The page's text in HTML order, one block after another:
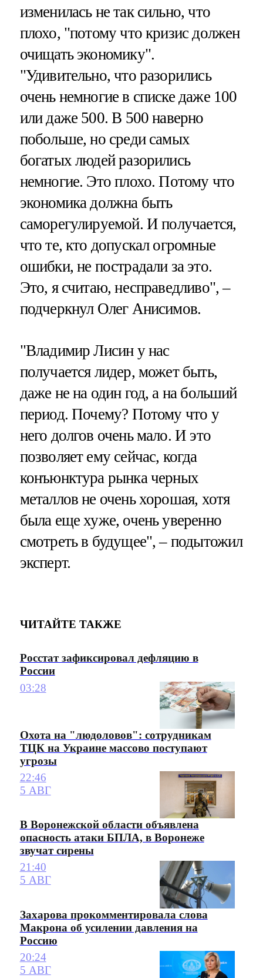
изменилась не так сильно, что
плохо, "потому что кризис должен
очищать экономику".
"Удивительно, что разорились
очень немногие в списке даже 100
или даже 500. В 500 наверно
побольше, но среди самых
богатых людей разорились
немногие. Это плохо. Потому что
экономика должна быть
саморегулируемой. И получается,
что те, кто допускал огромные
ошибки, не пострадали за это.
Это, я считаю, несправедливо", –
подчеркнул Олег Анисимов.
"Владимир Лисин у нас
получается лидер, может быть,
даже не на один год, а на больший
период. Почему? Потому что у
него долгов очень мало. И это
позволяет ему сейчас, когда
конъюнктура рынка черных
металлов не очень хорошая, хотя
была еще хуже, очень уверенно
смотреть в будущее", – подытожил
эксперт.
ЧИТАЙТЕ ТАКЖЕ
Росстат зафиксировал дефляцию в
России
03:28
Охота на "людоловов": сотрудникам
ТЦК на Украине массово поступают
угрозы
22:46
5 АВГ
В Воронежской области объявлена
опасность атаки БПЛА, в Воронеже
звучат сирены
21:40
5 АВГ
Захарова прокомментировала слова
Макрона об усилении давления на
Россию
20:24
5 АВГ